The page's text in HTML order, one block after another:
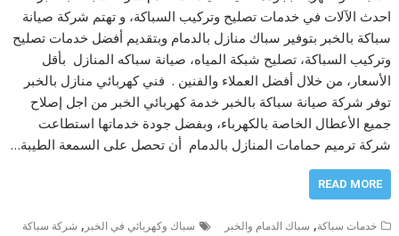
احدث الآلات في خدمات تصليح وتركيب السباكة، و تهتم شركة صيانة
سباكة بالخبر بتوفير سباك منازل بالدمام وبتقديم أفضل خدمات تصليح
وتركيب السباكة، تصليح شبكة المياه، صيانة سباكه المنازل بأقل
الأسعار، من خلال أفضل العملاء والفنين . فني كهربائي منازل بالخبر
توفر شركة صيانة سباكة بالخبر خدمة كهربائي الخبر من اجل إصلاح
جميع الأعطال الخاصة بالكهرباء، وبفضل جودة خدماتها استطاعت
شركة ترميم حمامات المنازل بالدمام أن تحصل على السمعة الطيبة…
READ MORE
خدمات سباكة, سباك الدمام والخبر سباك وكهربائي في الخبر , شركة سباكة